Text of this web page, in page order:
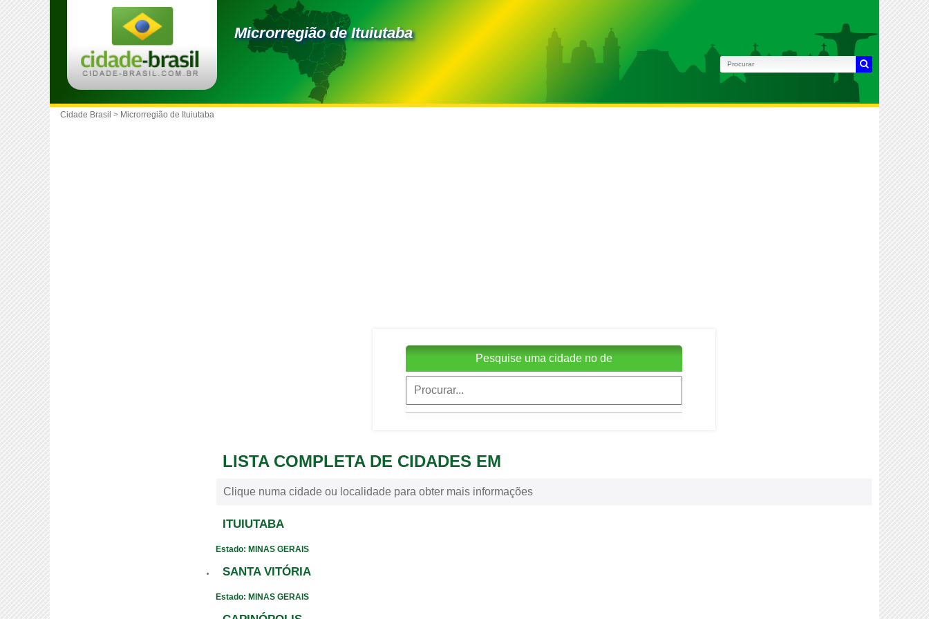
Microrregião de Ituiutaba
Cidade Brasil > Microrregião de Ituiutaba
Pesquise uma cidade no de
LISTA COMPLETA DE CIDADES EM
Clique numa cidade ou localidade para obter mais informações
ITUIUTABA
Estado: MINAS GERAIS
SANTA VITÓRIA
Estado: MINAS GERAIS